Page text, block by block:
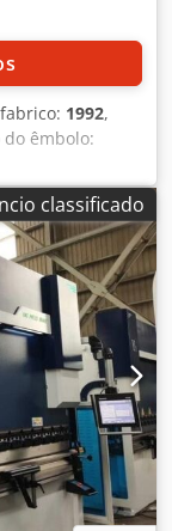
1992,
do êmbolo:
290bar,
tempo
7mm.
classificado